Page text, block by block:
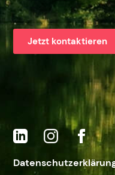
Jetzt kontaktieren